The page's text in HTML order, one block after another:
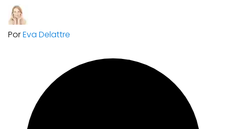
PorEva Delattre